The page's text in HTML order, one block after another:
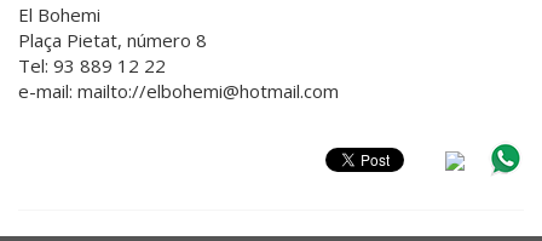
El Bohemi
Plaça Pietat, número 8
Tel: 93 889 12 22
e-mail: mailto://elbohemi@hotmail.com